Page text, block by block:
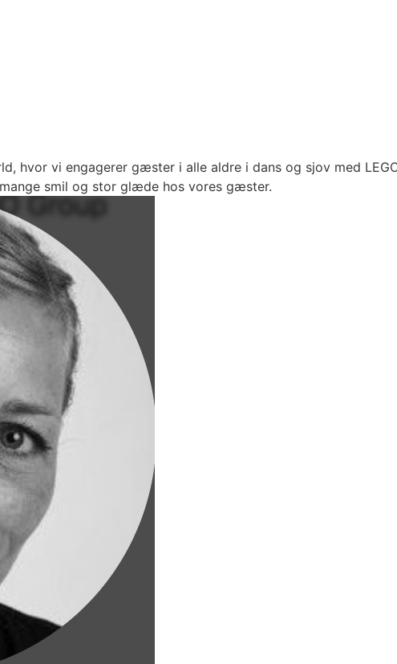
hvor vi engagerer gæster i alle aldre i dans og sjov med
smil og stor glæde hos vores gæster.